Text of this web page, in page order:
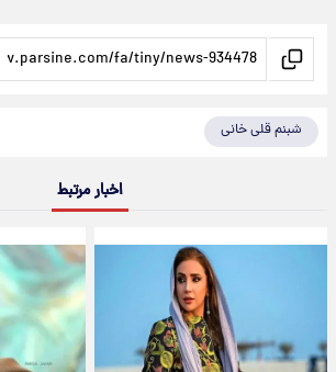
شبنم قلی خانی
اخبار مرتبط